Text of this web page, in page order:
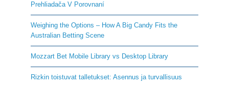
Prehliadača V Porovnaní
Weighing the Options – How A Big Candy Fits the
Australian Betting Scene
Mozzart Bet Mobile Library vs Desktop Library
Rizkin toistuvat talletukset: Asennus ja turvallisuus